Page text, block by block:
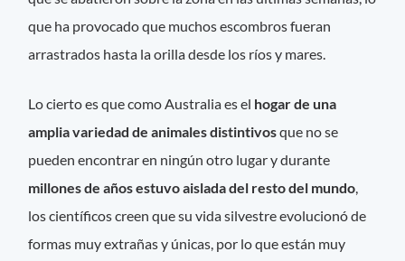
que ha provocado que muchos escombros fueran
arrastrados hasta la orilla desde los ríos y mares.
Lo cierto es que como Australia es el hogar de una
amplia variedad de animales distintivosque no se
pueden encontrar en ningún otro lugar y durante
millones de años estuvo aislada del resto del mundo,
los científicos creen que su vida silvestre evolucionó de
formas muy extrañas y únicas, por lo que están muy